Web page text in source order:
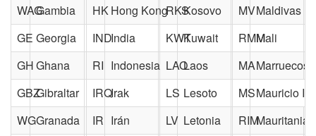
WAGGambia HKHong KongRKSKosovo MVMaldivas
GE Georgia INDIndia KWTKuwait RMMMali
GHGhana RI Indonesia LAOLaos MAMarruecos
GBZGibraltar IRQIrak LS Lesoto MSMauricio
WGGranada IR Irán LV Letonia RIMMauritania